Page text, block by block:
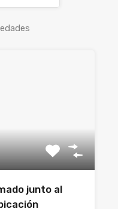
junto al